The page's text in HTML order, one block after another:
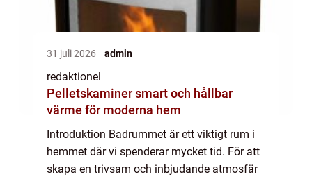
31 juli 2026 admin
redaktionel
Pelletskaminer smart och hållbar
värme för moderna hem
Introduktion Badrummet är ett viktigt rum i
hemmet där vi spenderar mycket tid. För att
skapa en trivsam och inbjudande atmosfär